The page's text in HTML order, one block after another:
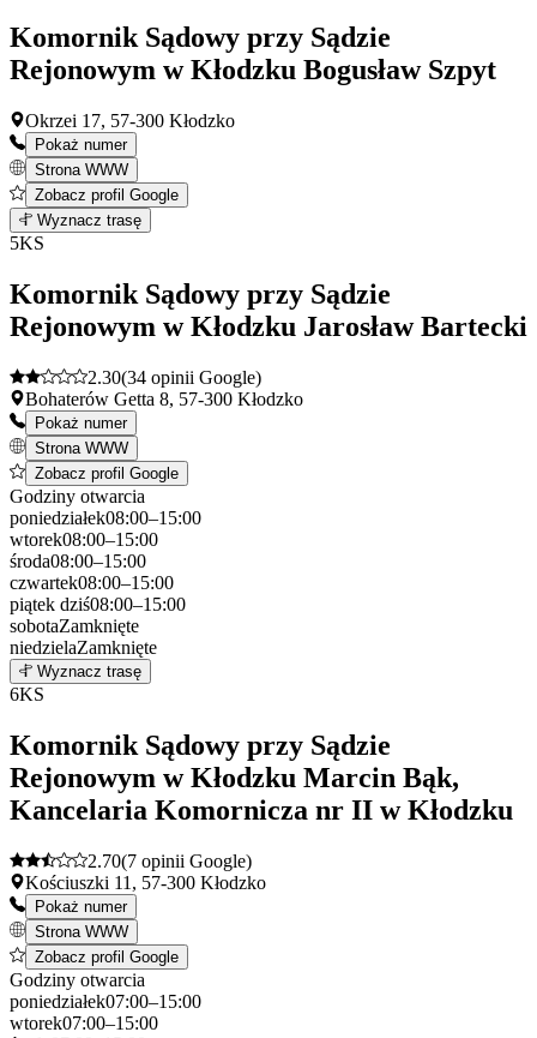
Komornik Sądowy przy Sądzie
Rejonowym w Kłodzku Bogusław Szpyt
Okrzei 17, 57-300 Kłodzko
Pokaż numer
Strona WWW
Zobacz profil Google
+
Wyznacz trasę
5KS
Komornik Sądowy przy Sądzie
Rejonowym w Kłodzku Jarosław Bartecki
2.30(34 opinii Google)
Bohaterów Getta 8, 57-300 Kłodzko
Pokaż numer
Strona WWW
Zobacz profil Google
Godziny otwarcia
poniedziałek08:00–15:00
wtorek08:00–15:00
środa08:00–15:00
czwartek08:00–15:00
piątek dziś08:00–15:00
sobotaZamknięte
niedzielaZamknięte
+
Wyznacz trasę
6KS
Komornik Sądowy przy Sądzie
Rejonowym w Kłodzku Marcin Bąk,
Kancelaria Komornicza nr II w Kłodzku
2.70(7 opinii Google)
Kościuszki 11, 57-300 Kłodzko
Pokaż numer
Strona WWW
Zobacz profil Google
Godziny otwarcia
poniedziałek07:00–15:00
wtorek07:00–15:00